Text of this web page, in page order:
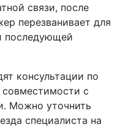
связи, после
перезванивает для
последующей
консультации по
с
Можно уточнить
специалиста на